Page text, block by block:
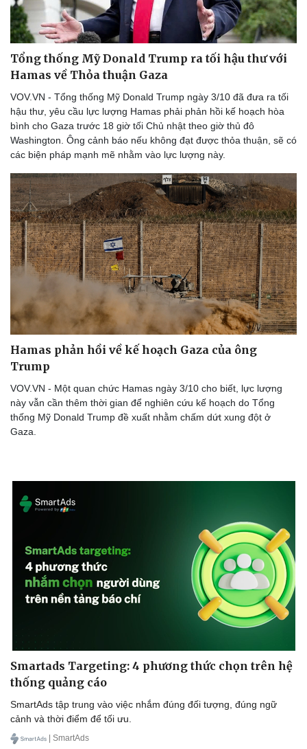
Doanh nghiệp
Thông tin doanh nghiệp
Doanh nghiệp 24h
Doanh nhân
Vì cộng đồng
Công nghệ
Tin Công nghệ
Trải nghiệm
Chuyển đổi số
Tổng thống Mỹ Donald Trump ra tối hậu thư với
Hamas về Thỏa thuận Gaza
VOV.VN - Tổng thống Mỹ Donald Trump ngày 3/10 đã đưa ra tối
hậu thư, yêu cầu lực lượng Hamas phải phản hồi kế hoạch hòa
bình cho Gaza trước 18 giờ tối Chủ nhật theo giờ thủ đô
Washington. Ông cảnh báo nếu không đạt được thỏa thuận, sẽ có
các biện pháp mạnh mẽ nhằm vào lực lượng này.
Hamas phản hồi về kế hoạch Gaza của ông
Trump
VOV.VN - Một quan chức Hamas ngày 3/10 cho biết, lực lượng
này vẫn cần thêm thời gian để nghiên cứu kế hoạch do Tổng
thống Mỹ Donald Trump đề xuất nhằm chấm dứt xung đột ở
Gaza.
Smartads Targeting: 4 phương thức chọn trên hệ
thống quảng cáo
SmartAds tập trung vào việc nhắm đúng đối tượng, đúng ngữ
cảnh và thời điểm để tối ưu.
| SmartAds